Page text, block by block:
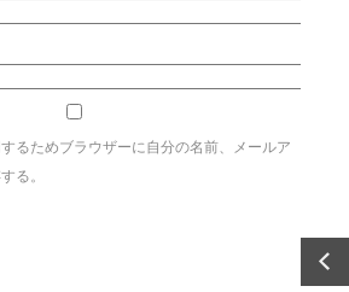
るためブラウザーに自分の名前、メールア
る。